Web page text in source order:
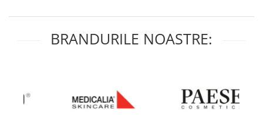
BRANDURILE NOASTRE: